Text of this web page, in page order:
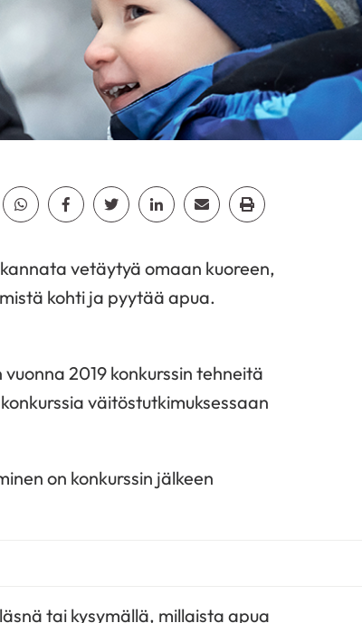
Jaa Whatsapp
Jaa Facebook
Jaa TwitterJaa LinkedinJaa EmailJaa Print
vetäytyä omaan kuoreen,
kohti ja pyytää apua.
2019 konkurssin tehneitä
väitöstutkimuksessaan
on konkurssin jälkeen
tai kysymällä, millaista apua